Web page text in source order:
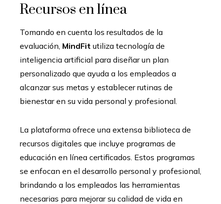
Recursos en línea
Tomando en cuenta los resultados de la
evaluación, MindFit utiliza tecnología de
inteligencia artificial para diseñar un plan
personalizado que ayuda a los empleados a
alcanzar sus metas y establecer rutinas de
bienestar en su vida personal y profesional.
La plataforma ofrece una extensa biblioteca de
recursos digitales que incluye programas de
educación en línea certificados. Estos programas
se enfocan en el desarrollo personal y profesional,
brindando a los empleados las herramientas
necesarias para mejorar su calidad de vida en